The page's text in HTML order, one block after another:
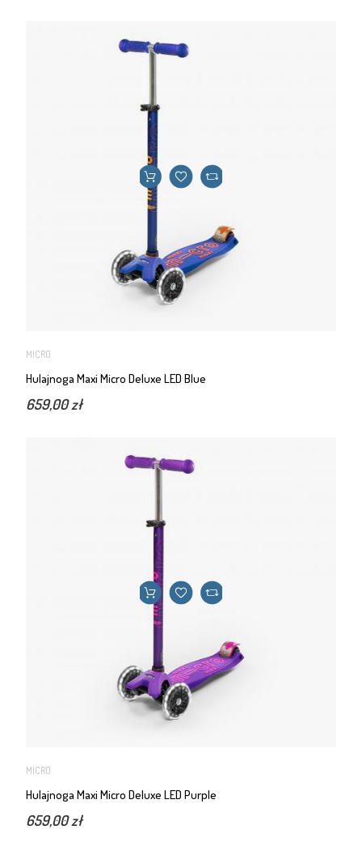
MICRO
Hulajnoga Maxi Micro Deluxe LED Blue
659,00 zł
MICRO
Hulajnoga Maxi Micro Deluxe LED Purple
659,00 zł